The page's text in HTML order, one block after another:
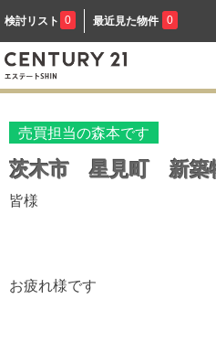
検討リスト 0 最近見た物件 0
売買担当の森本です
茨木市 星見町 新築
皆様
お疲れ様です